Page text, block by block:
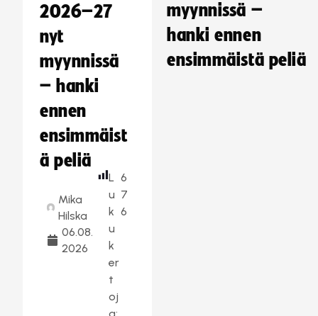
2026–27
nyt
myynnissä
– hanki
ennen
ensimmäist
ä peliä
Mika
Hilska
06.08.
2026
L
u
k
u
k
er
t
oj
6
7
6
myynnissä –
hanki ennen
ensimmäistä peliä